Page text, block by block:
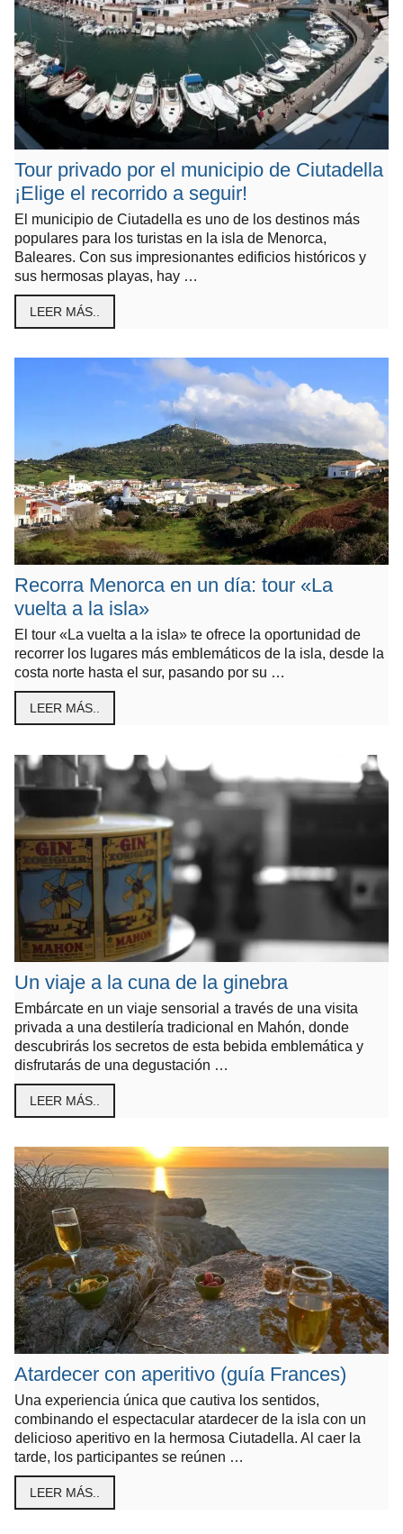
Tour privado por el municipio de Ciutadella
¡Elige el recorrido a seguir!
El municipio de Ciutadella es uno de los destinos más
populares para los turistas en la isla de Menorca,
Baleares. Con sus impresionantes edificios históricos y
sus hermosas playas, hay …
LEER MÁS..
Recorra Menorca en un día: tour «La
vuelta a la isla»
El tour «La vuelta a la isla» te ofrece la oportunidad de
recorrer los lugares más emblemáticos de la isla, desde la
costa norte hasta el sur, pasando por su …
LEER MÁS..
Un viaje a la cuna de la ginebra
Embárcate en un viaje sensorial a través de una visita
privada a una destilería tradicional en Mahón, donde
descubrirás los secretos de esta bebida emblemática y
disfrutarás de una degustación …
LEER MÁS..
Atardecer con aperitivo (guía Frances)
Una experiencia única que cautiva los sentidos,
combinando el espectacular atardecer de la isla con un
delicioso aperitivo en la hermosa Ciutadella. Al caer la
tarde, los participantes se reúnen …
LEER MÁS..